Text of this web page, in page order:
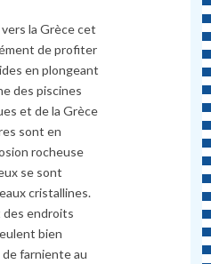
la Grèce cet
de profiter
en plongeant
des piscines
et de la Grèce
sont en
rocheuse
se sont
cristallines.
endroits
bien
farniente au